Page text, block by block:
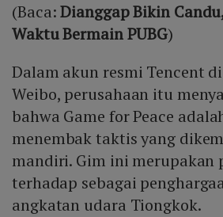
(Baca:Dianggap Bikin
Waktu Bermain PUBG)
Dalam akun resmi Tencent
Weibo, perusahaan itu
bahwa Game for Peace
menembak taktis yang
mandiri. Gim ini merupakan
terhadap sebagai
angkatan udara Tiongkok.